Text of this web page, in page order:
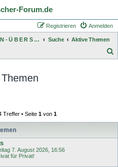
Forum.de
Anmelden
Registrieren
F O R E N - Ü B E R S I C H T Suche
Aktive Themen
Treffer • Seite 1von 1
7. August 2026, 16:56
für Privat!